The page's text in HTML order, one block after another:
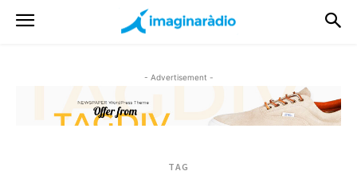
- Advertisement -
TAG